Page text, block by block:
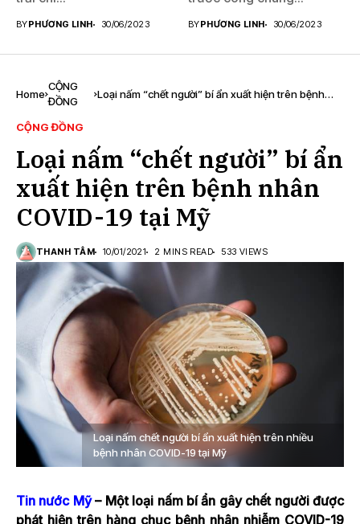
BYPHƯƠNG LINH 30/06/2023 BYPHƯƠNG LINH 30/06/2023
Home
CỘNG
ĐỒNG
Loại nấm “chết người” bí ẩn xuất hiện trên bệnh
CỘNG ĐỒNG
Loại nấm “chết người” bí ẩn
xuất hiện trên bệnh nhân
COVID-19 tại Mỹ
THANH TÂM 10/01/2021 2 MINS READ 533 VIEWS
Loại nấm chết người bí ẩn xuất hiện trên nhiều
bệnh nhân COVID-19 tại Mỹ
Tin nước Mỹ– Một loại nấm bí ẩn gây chết người được
phát hiện trên hàng chục bệnh nhân nhiễm COVID-19